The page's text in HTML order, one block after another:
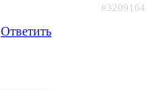
#3209164
Ответить